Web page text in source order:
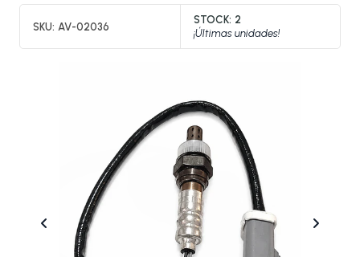
SKU: AV-02036
STOCK: 2
¡Últimas unidades!